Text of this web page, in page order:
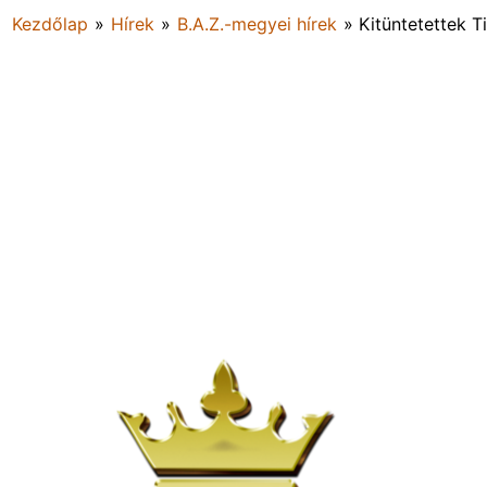
Kezdőlap » Hírek » B.A.Z.-megyei hírek » Kitüntetettek